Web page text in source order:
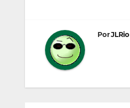
entradas
PorJLRio